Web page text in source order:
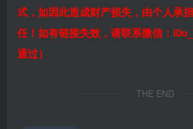
式，如因此造成财产损失，由个人承
任！如有链接失效，请联系微信：
通过）
THE END